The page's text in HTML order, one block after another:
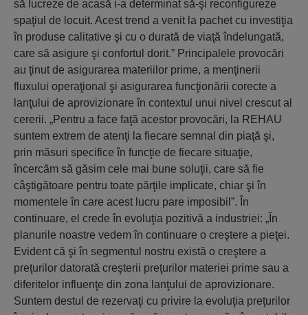
să lucreze de acasă i-a determinat să-şi reconfigureze
spaţiul de locuit. Acest trend a venit la pachet cu investiţia
în produse calitative şi cu o durată de viaţă îndelungată,
care să asigure şi confortul dorit.” Principalele provocări
au ţinut de asigurarea materiilor prime, a menţinerii
fluxului operaţional şi asigurarea funcţionării corecte a
lanţului de aprovizionare în contextul unui nivel crescut al
cererii. „Pentru a face faţă acestor provocări, la REHAU
suntem extrem de atenţi la fiecare semnal din piaţă şi,
prin măsuri specifice în funcţie de fiecare situaţie,
încercăm să găsim cele mai bune soluţii, care să fie
câştigătoare pentru toate părţile implicate, chiar şi în
momentele în care acest lucru pare imposibil”. În
continuare, el crede în evoluţia pozitivă a industriei: „În
planurile noastre vedem în continuare o creştere a pieţei.
Evident că şi în segmentul nostru există o creştere a
preţurilor datorată creşterii preţurilor materiei prime sau a
diferitelor influenţe din zona lanţului de aprovizionare.
Suntem destul de rezervaţi cu privire la evoluţia preţurilor